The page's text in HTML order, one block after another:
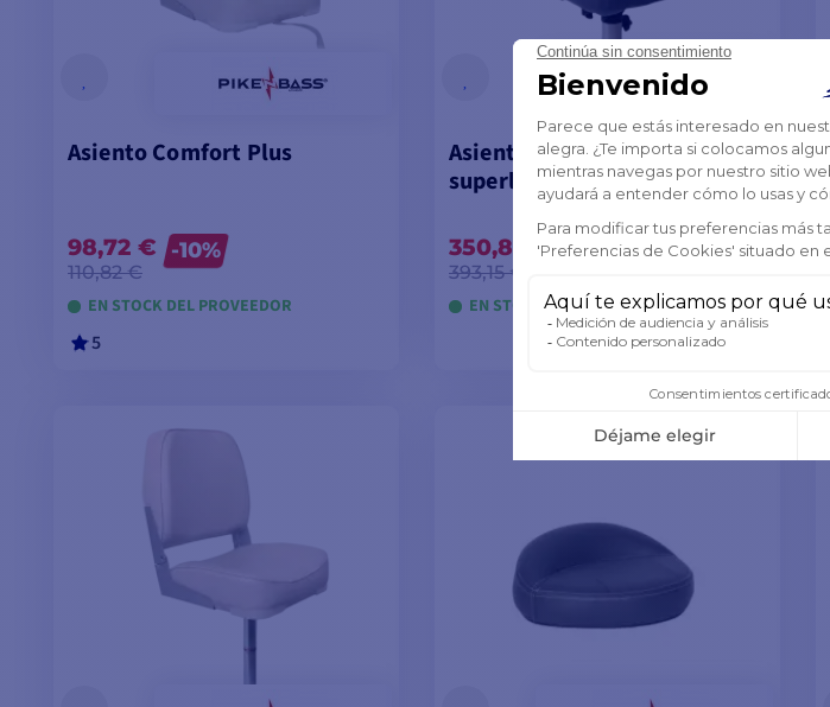
Asiento Comfort Plus
98,72 €
110,82 €
-10%
EN STOCK DEL PROVEEDOR
5
Asiento completo de
superlujo
350,80 €
393,15 €
-10%
EN STOCK DEL PROVEEDOR